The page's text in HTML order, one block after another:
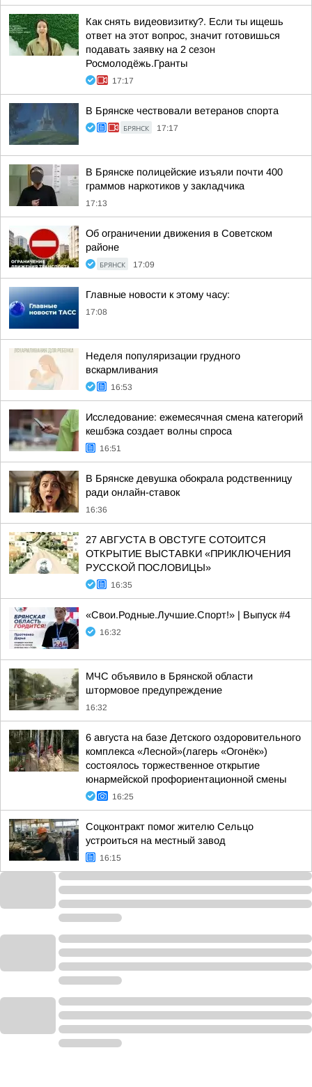
Как снять видеовизитку?. Если ты ищешь
ответ на этот вопрос, значит готовишься
подавать заявку на 2 сезон
Росмолодёжь.Гранты
17:17
В Брянске чествовали ветеранов спорта
БРЯНСК 17:17
В Брянске полицейские изъяли почти 400
граммов наркотиков у закладчика
17:13
Об ограничении движения в Советском
районе
БРЯНСК 17:09
Главные новости к этому часу:
17:08
Неделя популяризации грудного
вскармливания
16:53
Исследование: ежемесячная смена категорий
кешбэка создает волны спроса
16:51
В Брянске девушка обокрала родственницу
ради онлайн-ставок
16:36
27 АВГУСТА В ОВСТУГЕ СОТОИТСЯ
ОТКРЫТИЕ ВЫСТАВКИ «ПРИКЛЮЧЕНИЯ
РУССКОЙ ПОСЛОВИЦЫ»
16:35
«Свои.Родные.Лучшие.Спорт!» | Выпуск #4
16:32
МЧС объявило в Брянской области
штормовое предупреждение
16:32
6 августа на базе Детского оздоровительного
комплекса «Лесной»(лагерь «Огонёк»)
состоялось торжественное открытие
юнармейской профориентационной смены
16:25
Соцконтракт помог жителю Сельцо
устроиться на местный завод
16:15